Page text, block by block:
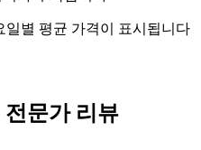
일별 평균 가격이 표시됩니다
전문가 리뷰